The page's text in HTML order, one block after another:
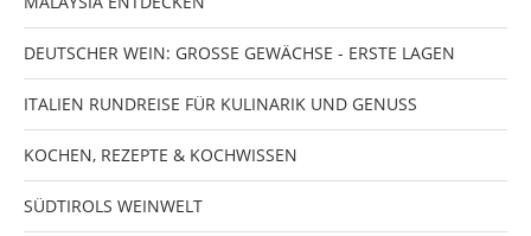
DEUTSCHER WEIN: GROSSE GEWÄCHSE - ERSTE LAGEN
ITALIEN RUNDREISE FÜR KULINARIK UND GENUSS
KOCHEN, REZEPTE & KOCHWISSEN
SÜDTIROLS WEINWELT